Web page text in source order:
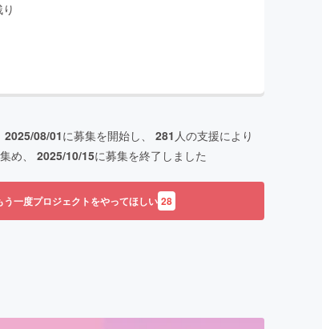
2025/08/01に募集を開始し、 281 人の支援により
め、 2025/10/15に募集を終了しました
う一度プロジェクトをやってほしい 28